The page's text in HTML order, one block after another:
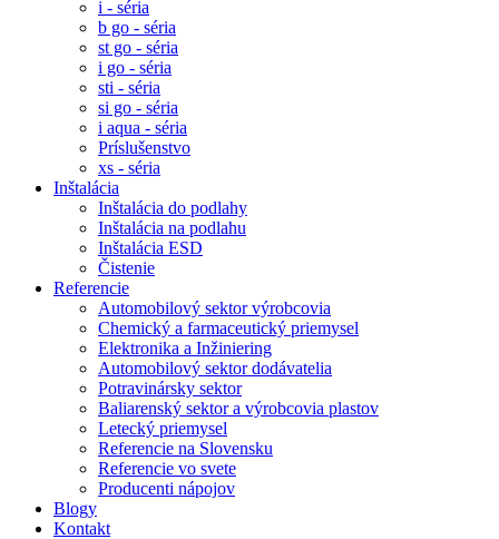
i - séria
b go - séria
st go - séria
i go - séria
sti - séria
si go - séria
i aqua - séria
Príslušenstvo
xs - séria
Inštalácia
Inštalácia do podlahy
Inštalácia na podlahu
Inštalácia ESD
Čistenie
Referencie
Automobilový sektor výrobcovia
Chemický a farmaceutický priemysel
Elektronika a Inžiniering
Automobilový sektor dodávatelia
Potravinársky sektor
Baliarenský sektor a výrobcovia plastov
Letecký priemysel
Referencie na Slovensku
Referencie vo svete
Producenti nápojov
Blogy
Kontakt